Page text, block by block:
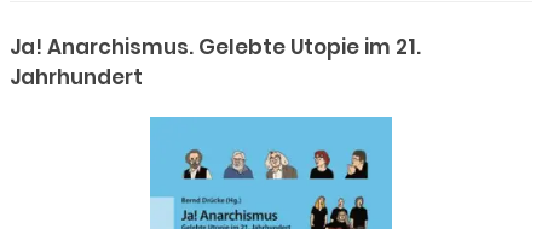
Ja! Anarchismus. Gelebte Utopie im 21.
Jahrhundert